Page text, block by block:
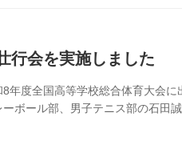
行会を実施しました
年度全国高等学校総合体育大会
ボール部、男子テニス部の石田